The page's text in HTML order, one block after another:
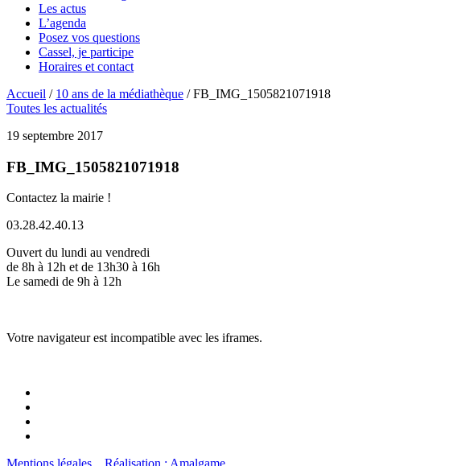
Les actus
L’agenda
Posez vos questions
Cassel, je participe
Horaires et contact
Accueil / 10 ans de la médiathèque /FB_IMG_1505821071918
Toutes les actualités
19 septembre 2017
FB_IMG_1505821071918
Contactez la mairie !
03.28.42.40.13
Ouvert du lundi au vendredi
de 8h à 12h et de 13h30 à 16h
Le samedi de 9h à 12h
Votre navigateur est incompatible avec les iframes.